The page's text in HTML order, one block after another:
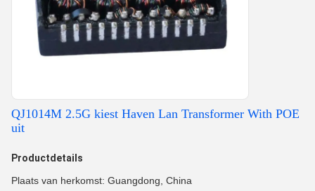
QJ1014M 2.5G kiest Haven Lan Transformer With POE
uit
Productdetails
Plaats van herkomst: Guangdong, China